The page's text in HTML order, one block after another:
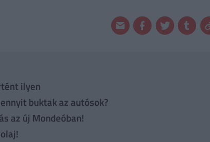
ilyen
buktak az autósok?
az új Mondeóban!